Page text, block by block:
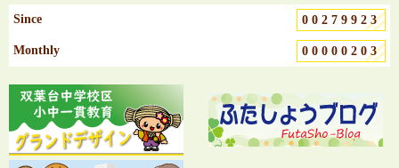
Since 00279923
Monthly 00000203